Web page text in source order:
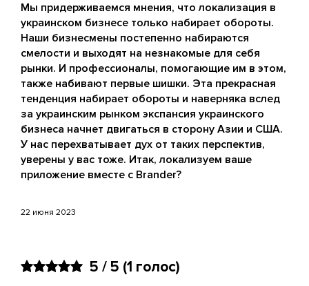
Мы придерживаемся мнения, что локализация в
украинском бизнесе только набирает обороты.
Наши бизнесмены постепенно набираются
смелости и выходят на незнакомые для себя
рынки. И профессионалы, помогающие им в этом,
также набивают первые шишки. Эта прекрасная
тенденция набирает обороты и наверняка вслед
за украинским рынком экспансия украинского
бизнеса начнет двигаться в сторону Азии и США.
У нас перехватывает дух от таких перспектив,
уверены у вас тоже. Итак, локализуем ваше
приложение вместе с Brander?
22 июня 2023
5 / 5 (1 голос)